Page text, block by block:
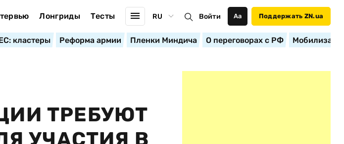
Лонгриды Тесты RU Войти Аа Поддержать ZN.ua
кластеры Реформа армии Пленки Миндича О переговорах с РФ
ТРЕБУЮТ
УЧАСТИЯ В